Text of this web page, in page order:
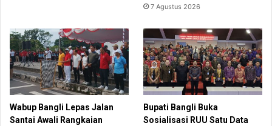
7 Agustus 2026
Wabup Bangli Lepas Jalan
Santai Awali Rangkaian
Bupati Bangli Buka
Sosialisasi RUU Satu Data